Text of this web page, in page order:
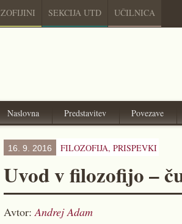
ZOFIJINI SEKCIJA UTD UČILNICA
Naslovna Predstavitev Povezave
16. 9. 2016 FILOZOFIJA, PRISPEVKI
Uvod v filozofijo –
Avtor:Andrej Adam